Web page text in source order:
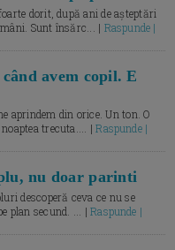
dorit, după ani de așteptări
Sunt însărc... | Raspunde |
avem copil. E
aprindem din orice. Un ton. O
trecuta.... |Raspunde |
nu doar parinti
descoperă ceva ce nu se
plan secund. ... |Raspunde |